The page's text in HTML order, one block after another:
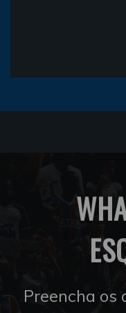
Preencha os